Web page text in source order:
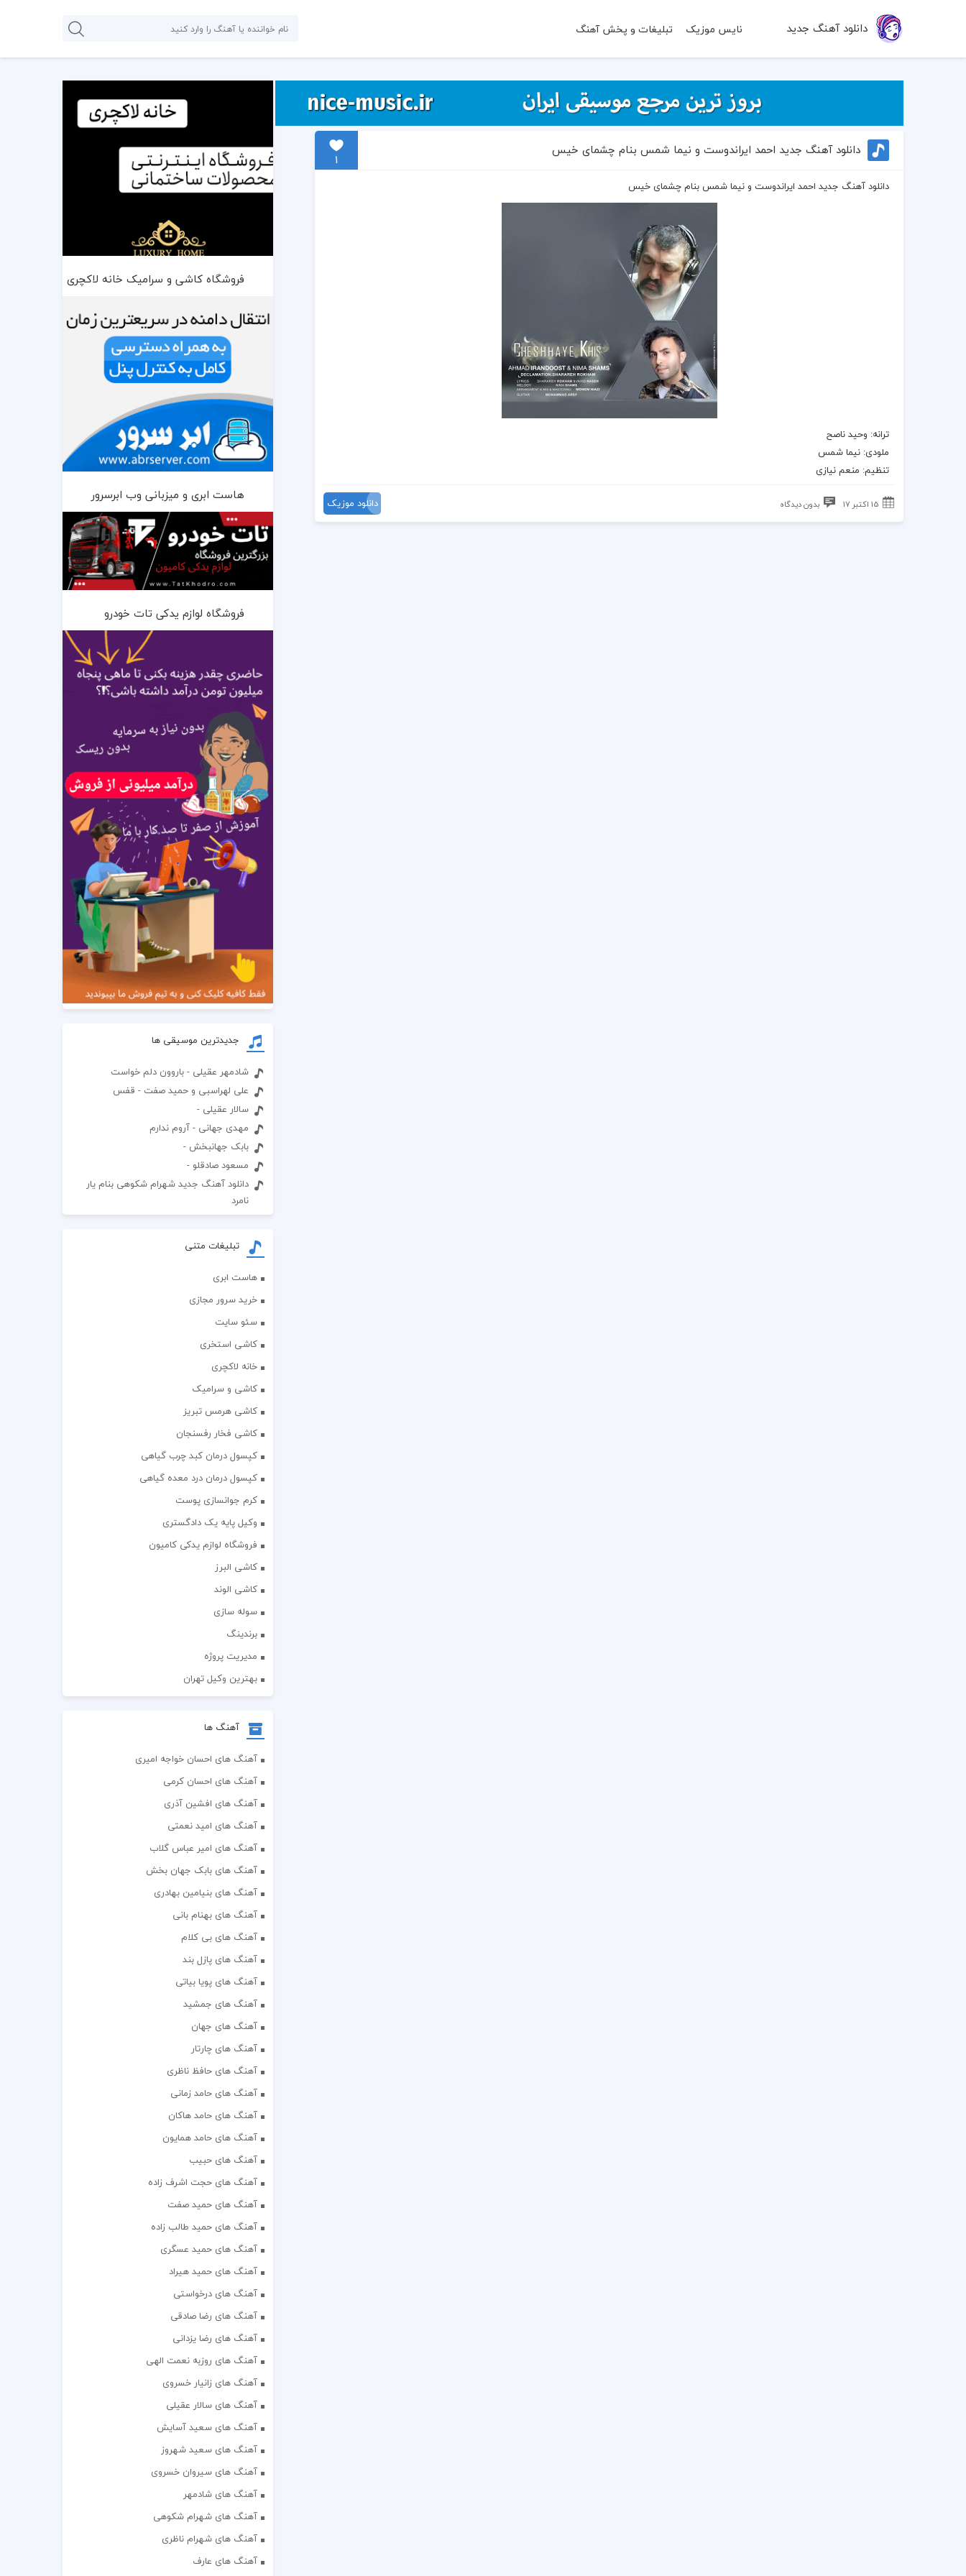
دانلود آهنگ جدید نایس موزیک تبلیغات و پخش آهنگ
دانلود آهنگ جدید احمد ایراندوست و نیما شمس بنام چشمای خیس
1
دانلود آهنگ جدید احمد ایراندوست و نیما شمس بنام چشمای خیس
ترانه: وحید ناصح
ملودی: نیما شمس
تنظیم: منعم نیازی
15 اکتبر 17 بدون دیدگاه دانلود موزیک
فروشگاه کاشی و سرامیک خانه لاکچری
هاست ابری و میزبانی وب ابرسرور
فروشگاه لوازم یدکی تات خودرو
جدیدترین موسیقی ها
شادمهر عقیلی - باروون دلم خواست
علی لهراسبی و حمید صفت - قفس
سالار عقیلی -
مهدی جهانی - آروم ندارم
بابک جهانبخش -
مسعود صادقلو -
دانلود آهنگ جدید شهرام شکوهی بنام یار
نامرد
تبلیغات متنی
هاست ابری
خرید سرور مجازی
سئو سایت
کاشی استخری
خانه لاکچری
کاشی و سرامیک
کاشی هرمس تبریز
کاشی فخار رفسنجان
کپسول درمان کبد چرب گیاهی
کپسول درمان درد معده گیاهی
کرم جوانسازی پوست
وکیل پایه یک دادگستری
فروشگاه لوازم یدکی کامیون
کاشی البرز
کاشی الوند
سوله سازی
برندینگ
مدیریت پروژه
بهترین وکیل تهران
آهنگ ها
آهنگ های احسان خواجه امیری
آهنگ های احسان کرمی
آهنگ های افشین آذری
آهنگ های امید نعمتی
آهنگ های امیر عباس گلاب
آهنگ های بابک جهان بخش
آهنگ های بنیامین بهادری
آهنگ های بهنام بانی
آهنگ های بی کلام
آهنگ های پازل بند
آهنگ های پویا بیاتی
آهنگ های جمشید
آهنگ های جهان
آهنگ های چارتار
آهنگ های حافظ ناظری
آهنگ های حامد زمانی
آهنگ های حامد هاکان
آهنگ های حامد همایون
آهنگ های حبیب
آهنگ های حجت اشرف زاده
آهنگ های حمید صفت
آهنگ های حمید طالب زاده
آهنگ های حمید عسگری
آهنگ های حمید هیراد
آهنگ های درخواستی
آهنگ های رضا صادقی
آهنگ های رضا یزدانی
آهنگ های روزبه نعمت الهی
آهنگ های زانیار خسروی
آهنگ های سالار عقیلی
آهنگ های سعید آسایش
آهنگ های سعید شهروز
آهنگ های سیروان خسروی
آهنگ های شادمهر
آهنگ های شهرام شکوهی
آهنگ های شهرام ناظری
آهنگ های عارف